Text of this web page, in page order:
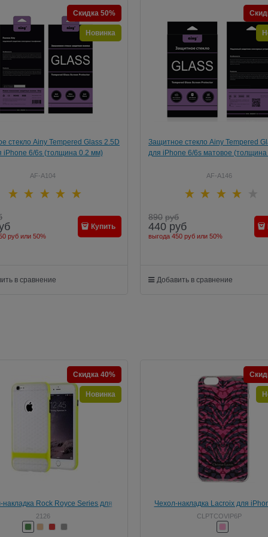
стекло Ainy Tempered Glass 2.5D
iPhone 6/6s (толщина 0.2 мм)
AF-A104
Скидка 50%
Новинка
руб или 50%
Купить
в сравнение
Защитное стекло Ainy Tempered
для iPhone 6/6s матовое
AF-A146
890 руб
440 руб
выгода 450 руб или 50%
Добавить в сравнение
накладка Rock Royce Series для
iPhone 6/6s
2126
Скидка 40%
Новинка
Чехол-накладка Lacroix для
PANTIGRE Hard Pink (Цвет:
CLPTCOVIP6P